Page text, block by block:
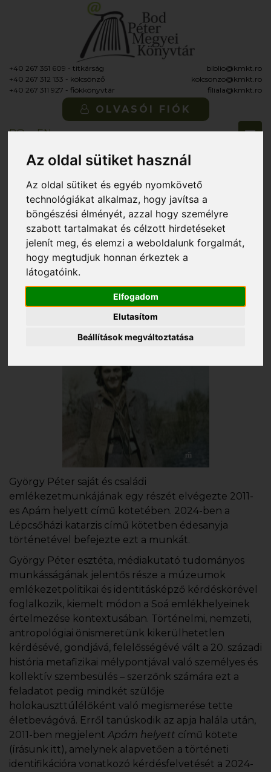
Az oldal sütiket használ
Az oldal sütiket és egyéb nyomkövető
technológiákat alkalmaz, hogy javítsa a
böngészési élményét, azzal hogy személyre
szabott tartalmakat és célzott hirdetéseket
jelenít meg, és elemzi a weboldalunk forgalmát,
hogy megtudjuk honnan érkeztek a
látogatóink.
Elfogadom
Elutasítom
Beállítások megváltoztatása
+40 267 351 609 - titkárság
biblio@kmkt.ro
+40 267 312 133 - kölcsönző
kolcsonzo@kmkt.ro
+40 267 311 927 - fiókkönyvtár
filiala@kmkt.ro
OLVASÓI FIÓK
RO EN
Itt vagy: »Könyvajánló»A Kölcsönző részleg ajánlja» György Péter:
Lépcsőházi katarzis
György Péter: Lépcsőházi katarzis
2025. április 8., kedd
György Péter saját és családi
emlékezetmunkájának egy részét elvégezte 2011-
es Apám helyett című kötetében. 2024-ben a
Lépcsőházi katarzis című kötetben édesanyja
történetével befejezte ezt a munkát.
György Péter esztéta, médiakutató tudományos
munkásságának jelentős része a múzeumok
emlékezetpolitikai és identitásképző kérdéskörével
foglalkozik, kiemelt módon a Soá emlékhelyeinek
értelmezése kontextusában. Történelmi, nemzeti,
antropológiai önismeretünk kikerülhetetlen
kérdésévé, gondjává, felelősségévé vált a 20. századi
história metafizikai mélypontjával való személyes és
kollektív szembesülés – szerzőnk számára ezt a
feladatot pedig mindkét szülője
holokauszttúlélőként való megismerése tette
életbevágóvá. Erről tanúskodik az apja halála után,
2011-ben megjelentApám helyett című kötete
(írásunk itt), amelynek alapvetően a történeti
identifikációra vonatkozó kérdésfelvetését a 2024-